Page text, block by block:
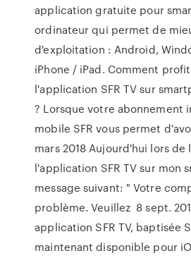
application gratuite pour
ordinateur qui permet de
d'exploitation : Android,
iPhone / iPad. Comment
l'application SFR TV sur
? Lorsque votre abonnement
mobile SFR vous permet
mars 2018 Aujourd'hui lors de
l'application SFR TV sur mon
message suivant: " Votre
problème. Veuillez 8 sept.
application SFR TV, baptisée
maintenant disponible pour